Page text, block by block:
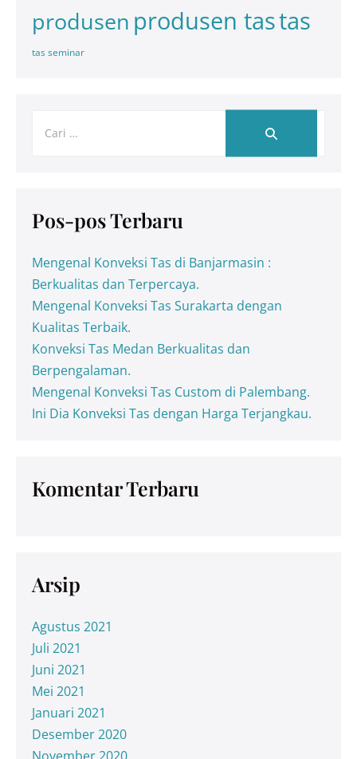
produsen produsen tastas
tas seminar
Pos-pos Terbaru
Mengenal Konveksi Tas di Banjarmasin :
Berkualitas dan Terpercaya.
Mengenal Konveksi Tas Surakarta dengan
Kualitas Terbaik.
Konveksi Tas Medan Berkualitas dan
Berpengalaman.
Mengenal Konveksi Tas Custom di Palembang.
Ini Dia Konveksi Tas dengan Harga Terjangkau.
Komentar Terbaru
Arsip
Agustus 2021
Juli 2021
Juni 2021
Mei 2021
Januari 2021
Desember 2020